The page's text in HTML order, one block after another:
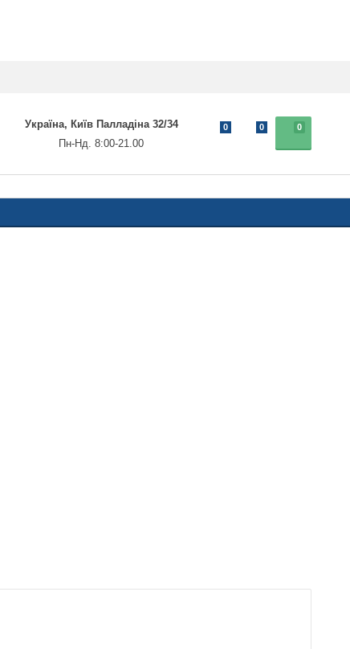
Україна, Київ Палладіна 32/34
Пн-Нд. 8:00-21.00
0
0 0